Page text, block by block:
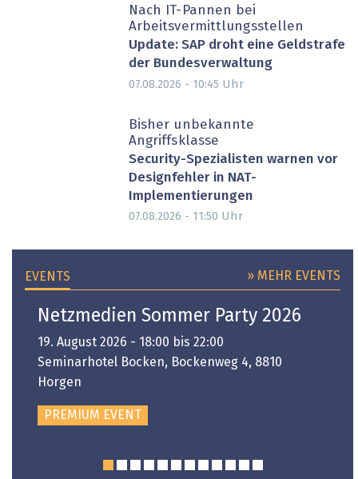
Nach IT-Pannen bei
Arbeitsvermittlungsstellen
Update: SAP droht eine Geldstrafe
der Bundesverwaltung
07.08.2026 - 10:45 Uhr
Bisher unbekannte
Angriffsklasse
Security-Spezialisten warnen vor
Designfehler in NAT-
Implementierungen
07.08.2026 - 11:50 Uhr
EVENTS » MEHR EVENTS
Netzmedien Sommer Party 2026
19. August 2026 - 18:00 bis 22:00
Seminarhotel Bocken, Bockenweg 4, 8810
Horgen
PREMIUM EVENT